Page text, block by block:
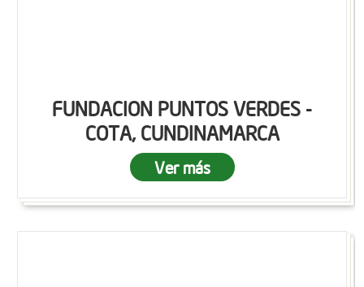
FUNDACION PUNTOS VERDES -
COTA, CUNDINAMARCA
Ver más